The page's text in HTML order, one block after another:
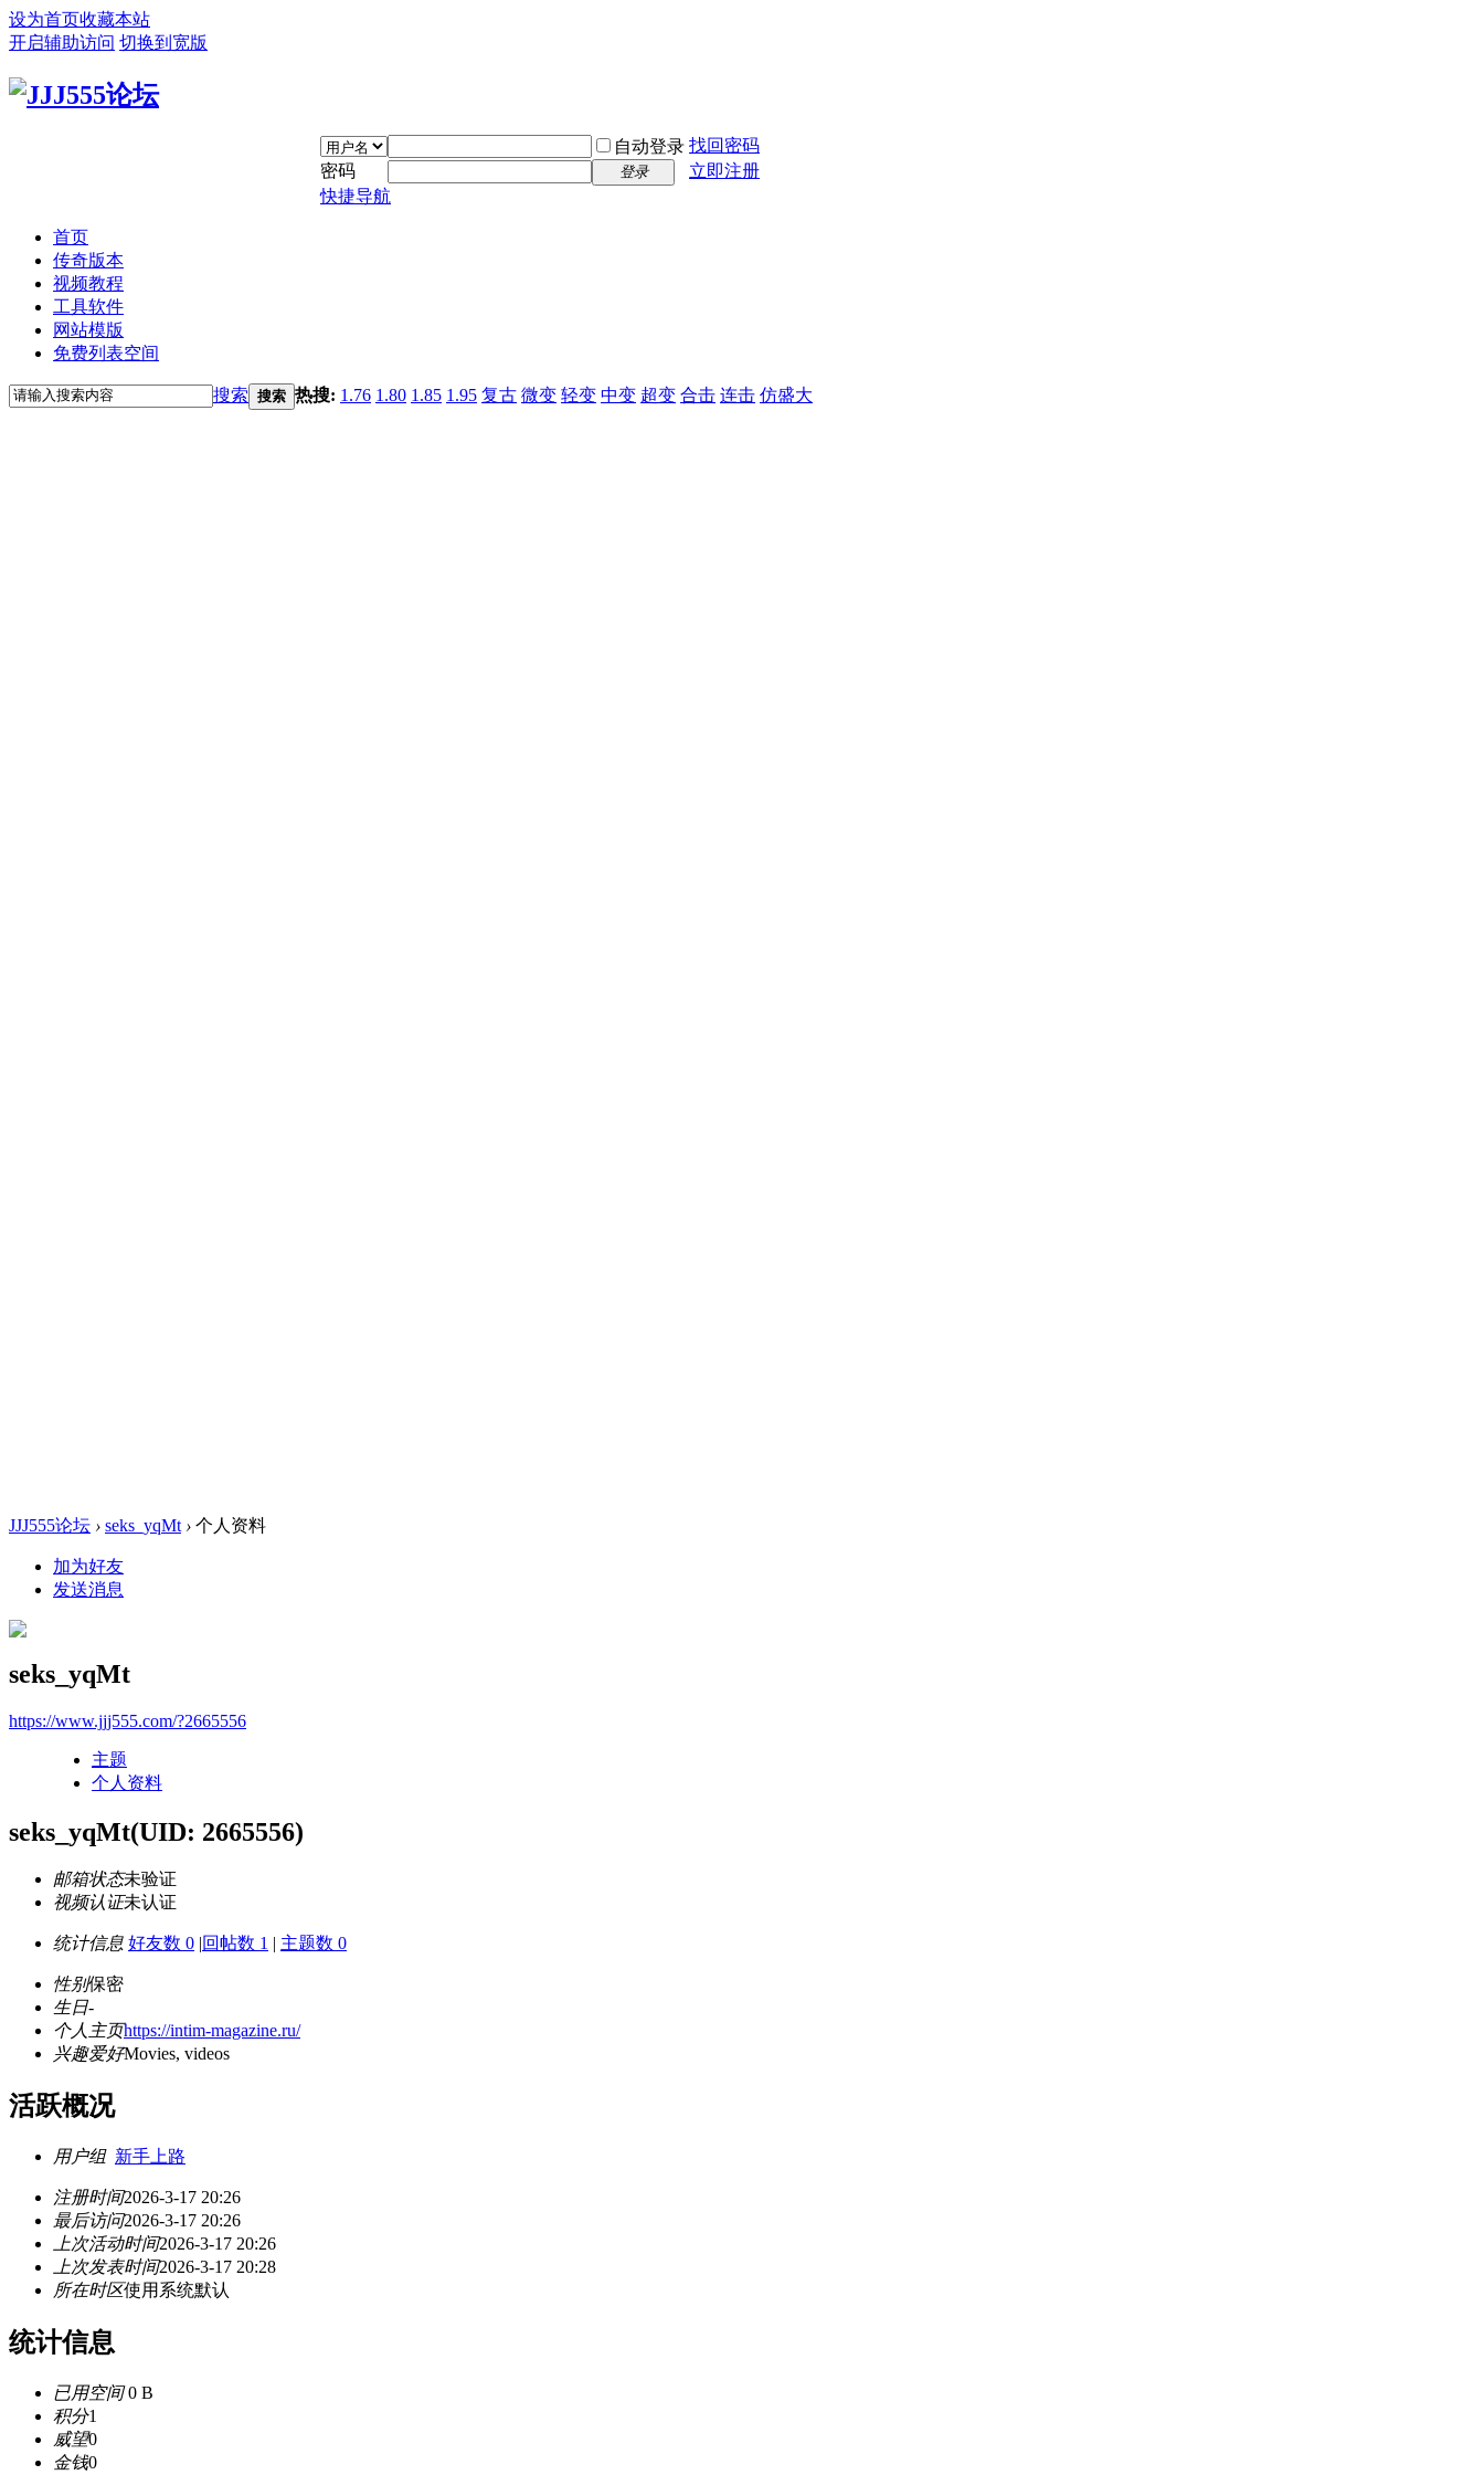
设为首页收藏本站
开启辅助访问 切换到宽版
自动登录 找回密码
密码
登录
立即注册
快捷导航
首页
传奇版本
视频教程
工具软件
网站模版
免费列表空间
搜索 搜索 热搜: 1.76 1.80 1.85 1.95 复古 微变 轻变 中变 超变 合击 连击 仿盛大
JJJ555论坛 › seks_yqMt › 个人资料
加为好友
发送消息
seks_yqMt
https://www.jjj555.com/?2665556
主题
个人资料
seks_yqMt(UID: 2665556)
邮箱状态未验证
视频认证未认证
统计信息 好友数 0 |回帖数 1 | 主题数 0
性别保密
生日-
个人主页https://intim-magazine.ru/
兴趣爱好Movies, videos
活跃概况
用户组 新手上路
注册时间2026-3-17 20:26
最后访问2026-3-17 20:26
上次活动时间2026-3-17 20:26
上次发表时间2026-3-17 20:28
所在时区使用系统默认
统计信息
已用空间0 B
积分1
威望0
金钱0